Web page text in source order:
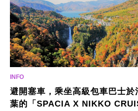
避開塞車，乘坐高級包車巴士於
葉的「SPACIA X NIKKO